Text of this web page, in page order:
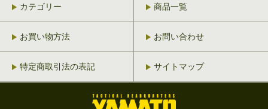
カテゴリー 商品一覧
お買い物方法 お問い合わせ
特定商取引法の表記 サイトマップ